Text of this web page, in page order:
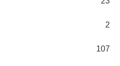
2
107